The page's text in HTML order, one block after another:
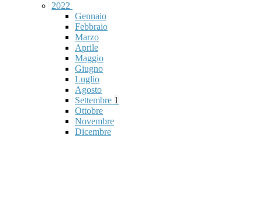
2022
Gennaio
Febbraio
Marzo
Aprile
Maggio
Giugno
Luglio
Agosto
Settembre 1
Ottobre
Novembre
Dicembre